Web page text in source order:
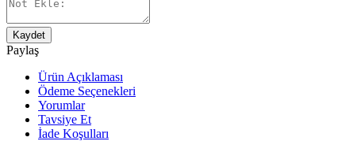
Kaydet
Paylaş
Ürün Açıklaması
Ödeme Seçenekleri
Yorumlar
Tavsiye Et
İade Koşulları